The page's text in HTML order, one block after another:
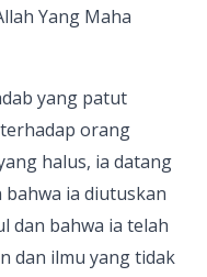
Yang Maha
yang patut
orang
halus, ia datang
bahwa ia diutuskan
dan bahwa ia telah
dan ilmu yang tidak